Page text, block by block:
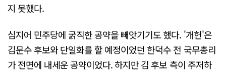
지 못했다.
심지어 민주당에 굵직한 공약을 빼앗기기도 했다. '개헌'은
김문수 후보와 단일화를 할 예정이었던 한덕수 전 국무총리
가 전면에 내세운 공약이었다. 하지만 김 후보 측이 주저하